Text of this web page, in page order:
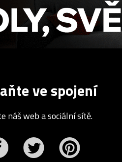
ve spojení
náš web a sociální sítě.